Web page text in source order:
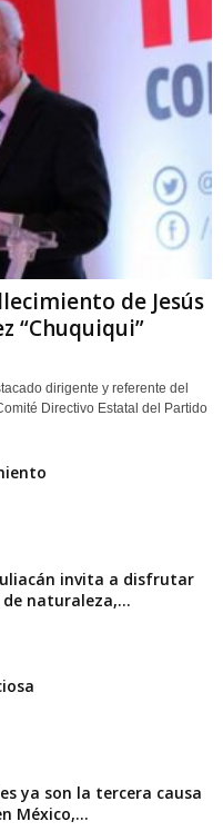
de Jesús
“Chuquiqui”
dirigente y referente del
Directivo Estatal del Partido
invita a disfrutar
naturaleza,...
ya son la tercera causa
México,...